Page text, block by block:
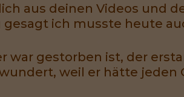
aus deinen Videos und
ich musste heute
war gestorben ist, der
weil er hätte jeden